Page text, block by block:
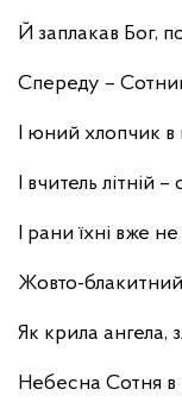
Й заплакав Бог,
Спереду –
І юний хлопчик в
І вчитель літній
І рани їхні вже
Жовто-блакитний
Як крила ангела,
Небесна Сотня в